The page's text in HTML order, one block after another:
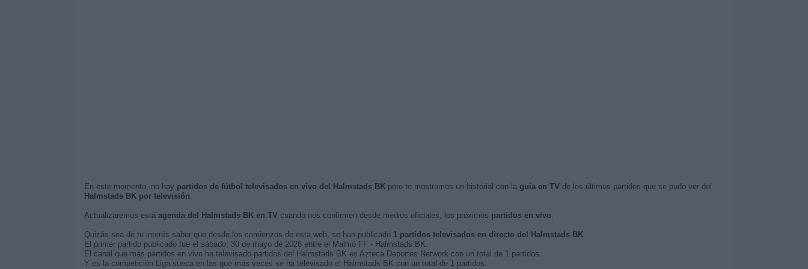
En este momento, no hay partidos de fútbol televisados en vivo del Halmstads BKpero te mostramos un historial con la guía en TV de los últimos partidos que se pudo ver del
Halmstads BK por televisión.
Actualizaremos está agenda del Halmstads BK en TV cuando nos confirmen desde medios oficiales, los próximos partidos en vivo.
Quizás sea de tu interés saber que desde los comienzos de esta web, se han publicado 1 partidos televisados en directo del Halmstads BK.
El primer partido publicado fue el sábado, 30 de mayo de 2026 entre el Malmö FF - Halmstads BK.
El canal que más partidos en vivo ha televisado partidos del Halmstads BK es Azteca Deportes Network con un total de 1 partidos.
Y es la competición Liga sueca en las que más veces se ha televisado el Halmstads BK con un total de 1 partidos.